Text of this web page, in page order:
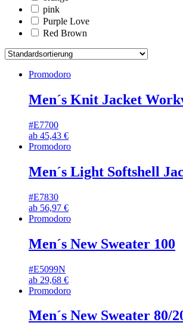
pink
Purple Love
Red Brown
Promodoro
Men´s Knit Jacket
#E7700
ab 45,43 €
Promodoro
Men´s Light Softshell
#E7830
ab 56,97 €
Promodoro
Men´s New Sweater 100
#E5099N
ab 29,68 €
Promodoro
Men´s New Sweater 80/